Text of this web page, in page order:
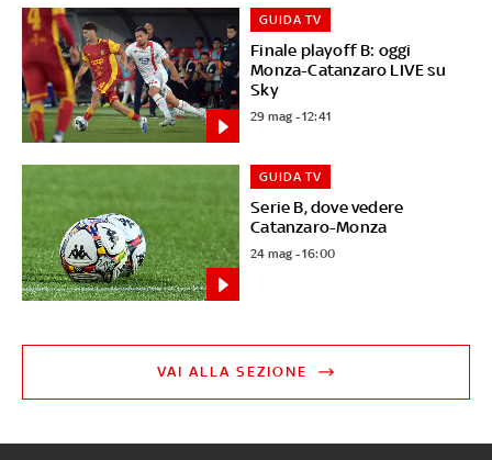
Finale playoff B: oggi
Monza-Catanzaro LIVE su
Sky
GUIDA TV
29 mag - 12:41
Serie B, dove vedere
Catanzaro-Monza
GUIDA TV
24 mag - 16:00
VAI ALLA SEZIONE